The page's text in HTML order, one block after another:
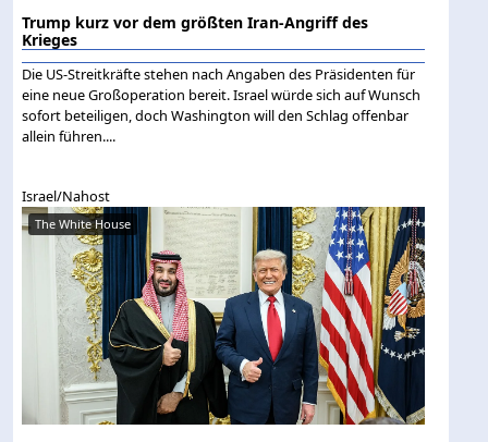
Trump kurz vor dem größten Iran-Angriff des
Krieges
Die US-Streitkräfte stehen nach Angaben des Präsidenten für
eine neue Großoperation bereit. Israel würde sich auf Wunsch
sofort beteiligen, doch Washington will den Schlag offenbar
allein führen....
Israel/Nahost
The White House